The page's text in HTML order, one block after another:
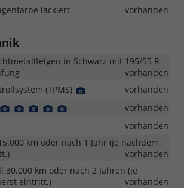
lackiert
vorhanden
in Schwarz mit 195/55 R
vorhanden
(TPMS)
vorhanden
DetailDetailDetailDetailDetail
vorhanden
vorhanden
km oder nach 1 Jahr (je nachdem,
vorhanden
km oder nach 2 Jahren (je
eintritt.)
vorhanden